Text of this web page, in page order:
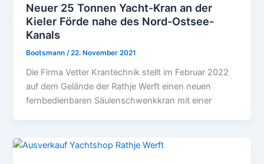
Neuer 25 Tonnen Yacht-Kran an der
Kieler Förde nahe des Nord-Ostsee-
Kanals
Bootsmann /22. November 2021
Die Firma Vetter Krantechnik stellt im Februar 2022
auf dem Gelände der Rathje Werft einen neuen
fernbedienbaren Säulenschwenkkran mit einer